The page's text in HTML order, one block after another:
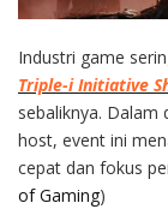
Industri game
Triple-i Initiative
sebaliknya. Dalam
host, event ini
cepat dan fokus
of Gaming)